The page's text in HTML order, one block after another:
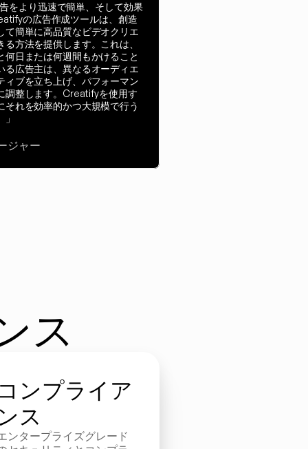
をより迅速で簡単、そして効果
の広告作成ツールは、創造
て簡単に高品質なビデオクリエ
方法を提供します。これは、
日または何週間もかけること
る広告主は、異なるオーディエ
ィブを立ち上げ、パフォーマン
調整します。Creatifyを使用す
れを効率的かつ大規模で行う
ジャー
ス
ンプライア
ス
ンタープライズグレード